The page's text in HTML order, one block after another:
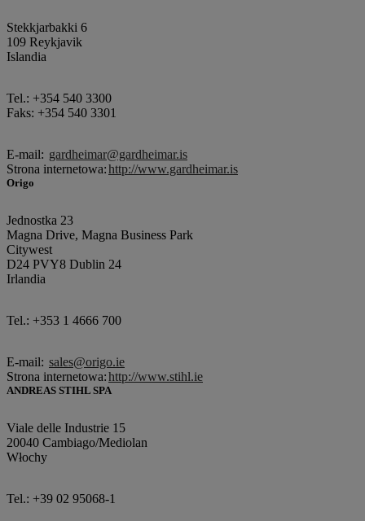
Stekkjarbakki 6
109 Reykjavik
Islandia
Tel.: +354 540 3300
Faks: +354 540 3301
E-mail: gardheimar@gardheimar.is
Strona internetowa:http://www.gardheimar.is
Origo
Jednostka 23
Magna Drive, Magna Business Park
Citywest
D24 PVY8 Dublin 24
Irlandia
Tel.: +353 1 4666 700
E-mail: sales@origo.ie
Strona internetowa:http://www.stihl.ie
ANDREAS STIHL SPA
Viale delle Industrie 15
20040 Cambiago/Mediolan
Włochy
Tel.: +39 02 95068-1